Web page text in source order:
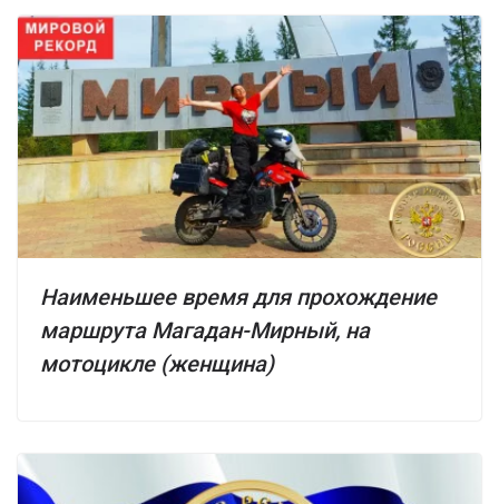
Наименьшее время для прохождение
маршрута Магадан-Мирный, на
мотоцикле (женщина)